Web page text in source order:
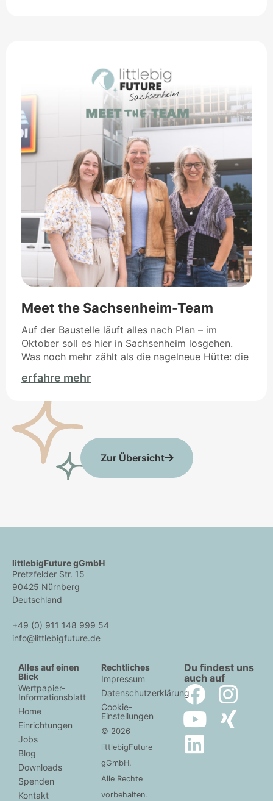
Meet the Sachsenheim-Team
Auf der Baustelle läuft alles nach Plan – im
Oktober soll es hier in Sachsenheim losgehen.
Was noch mehr zählt als die nagelneue Hütte: die
erfahre mehr
Zur Übersicht
littlebigFuture gGmbH
Pretzfelder Str. 15
90425 Nürnberg
Deutschland
+49 (0) 911 148 999 54
info@littlebigfuture.de
Alles auf einen
Blick
Wertpapier-
Informationsblatt
Home
Einrichtungen
Jobs
Blog
Downloads
Spenden
Kontakt
Rechtliches
Impressum
Datenschutzerklärung
Cookie-
Einstellungen
© 2026
littlebigFuture
gGmbH.
Alle Rechte
vorbehalten.
Du ﬁndest uns
auch auf